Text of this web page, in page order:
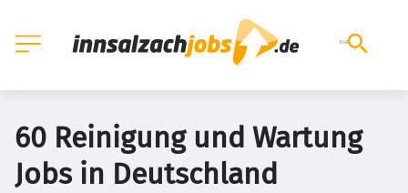
60 Reinigung und Wartung
Jobs in Deutschland